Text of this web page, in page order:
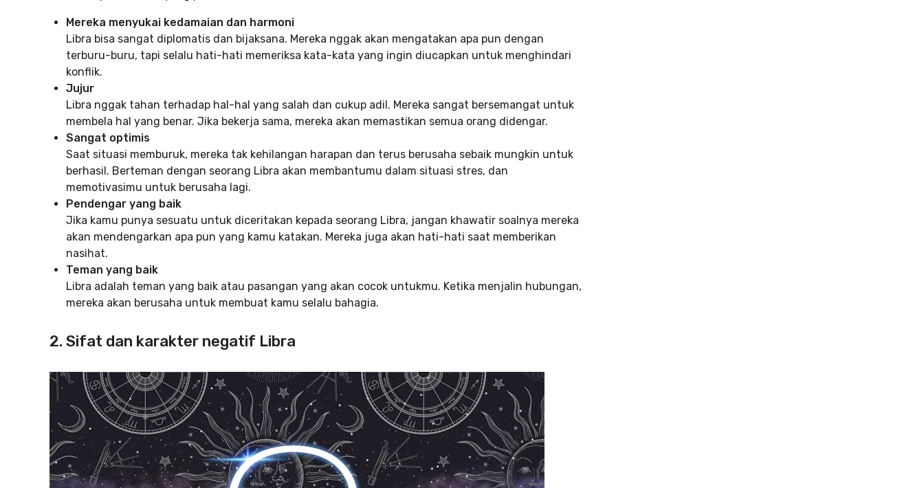
Mereka menyukai kedamaian dan harmoni
Libra bisa sangat diplomatis dan bijaksana. Mereka nggak akan mengatakan apa pun dengan
terburu-buru, tapi selalu hati-hati memeriksa kata-kata yang ingin diucapkan untuk menghindari
konflik.
Jujur
Libra nggak tahan terhadap hal-hal yang salah dan cukup adil. Mereka sangat bersemangat untuk
membela hal yang benar. Jika bekerja sama, mereka akan memastikan semua orang didengar.
Sangat optimis
Saat situasi memburuk, mereka tak kehilangan harapan dan terus berusaha sebaik mungkin untuk
berhasil. Berteman dengan seorang Libra akan membantumu dalam situasi stres, dan
memotivasimu untuk berusaha lagi.
Pendengar yang baik
Jika kamu punya sesuatu untuk diceritakan kepada seorang Libra, jangan khawatir soalnya mereka
akan mendengarkan apa pun yang kamu katakan. Mereka juga akan hati-hati saat memberikan
nasihat.
Teman yang baik
Libra adalah teman yang baik atau pasangan yang akan cocok untukmu. Ketika menjalin hubungan,
mereka akan berusaha untuk membuat kamu selalu bahagia.
2. Sifat dan karakter negatif Libra